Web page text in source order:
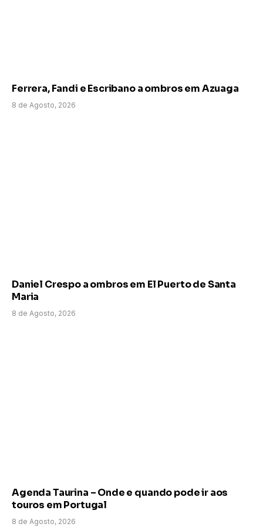
Ferrera, Fandi e Escribano a ombros em Azuaga
8 de Agosto, 2026
Daniel Crespo a ombros em El Puerto de Santa
Maria
8 de Agosto, 2026
Agenda Taurina – Onde e quando pode ir aos
touros em Portugal
8 de Agosto, 2026